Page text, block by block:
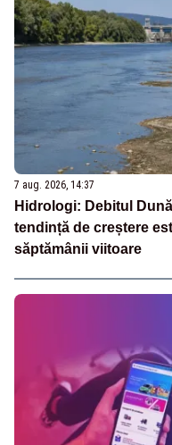
7 aug. 2026, 14:37
Hidrologi: Debitul
tendință de creștere
săptămânii viitoare